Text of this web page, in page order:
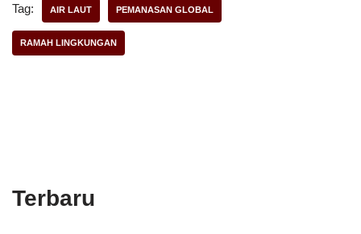
Tag: AIR LAUT PEMANASAN GLOBAL
RAMAH LINGKUNGAN
Terbaru